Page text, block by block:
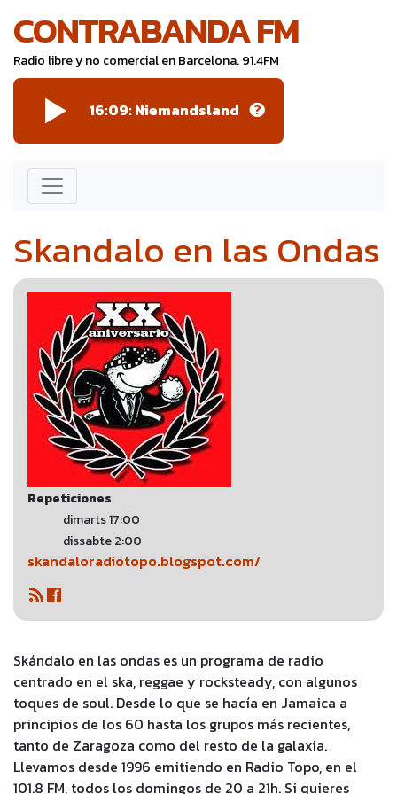
CONTRABANDA FM
Radio libre y no comercial en Barcelona. 91.4FM
16:09:Niemandsland
Skandalo en las Ondas
Repeticiones
dimarts 17:00
dissabte 2:00
skandaloradiotopo.blogspot.com/
Skándalo en las ondas es un programa de radio
centrado en el ska, reggae y rocksteady, con algunos
toques de soul. Desde lo que se hacía en Jamaica a
principios de los 60 hasta los grupos más recientes,
tanto de Zaragoza como del resto de la galaxia.
Llevamos desde 1996 emitiendo en Radio Topo, en el
101.8 FM, todos los domingos de 20 a 21h. Si quieres